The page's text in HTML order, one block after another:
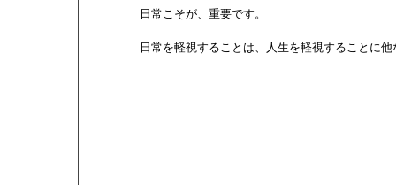
        日常こそが、重要です。
日常を軽視することは、人生を軽視することに他